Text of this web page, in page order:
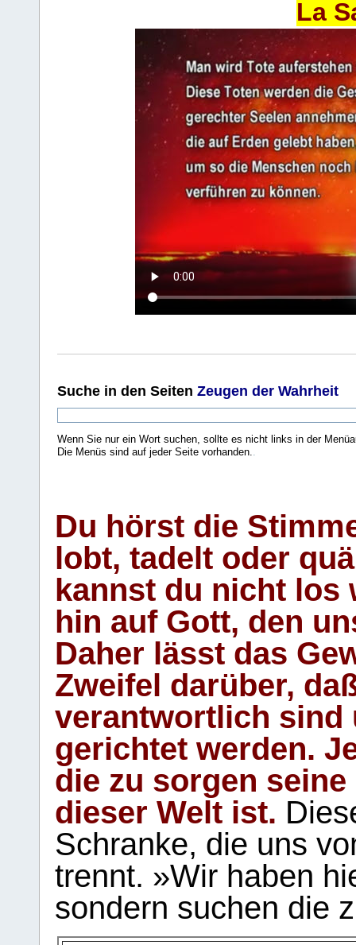
La
Suche in den Seiten Zeugen der Wahrheit
Wenn Sie nur ein Wort suchen, sollte es nicht links in der
Die Menüs sind auf jeder Seite vorhanden.
Du hörst die
lobt, tadelt oder
kannst du nicht los
hin auf Gott, den
Daher lässt das
Zweifel darüber,
verantwortlich sind
gerichtet werden.
die zu sorgen
dieser Welt ist.
Schranke, die uns
trennt. »Wir haben
sondern suchen die